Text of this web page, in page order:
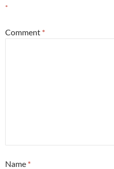
*
Comment *
Name *